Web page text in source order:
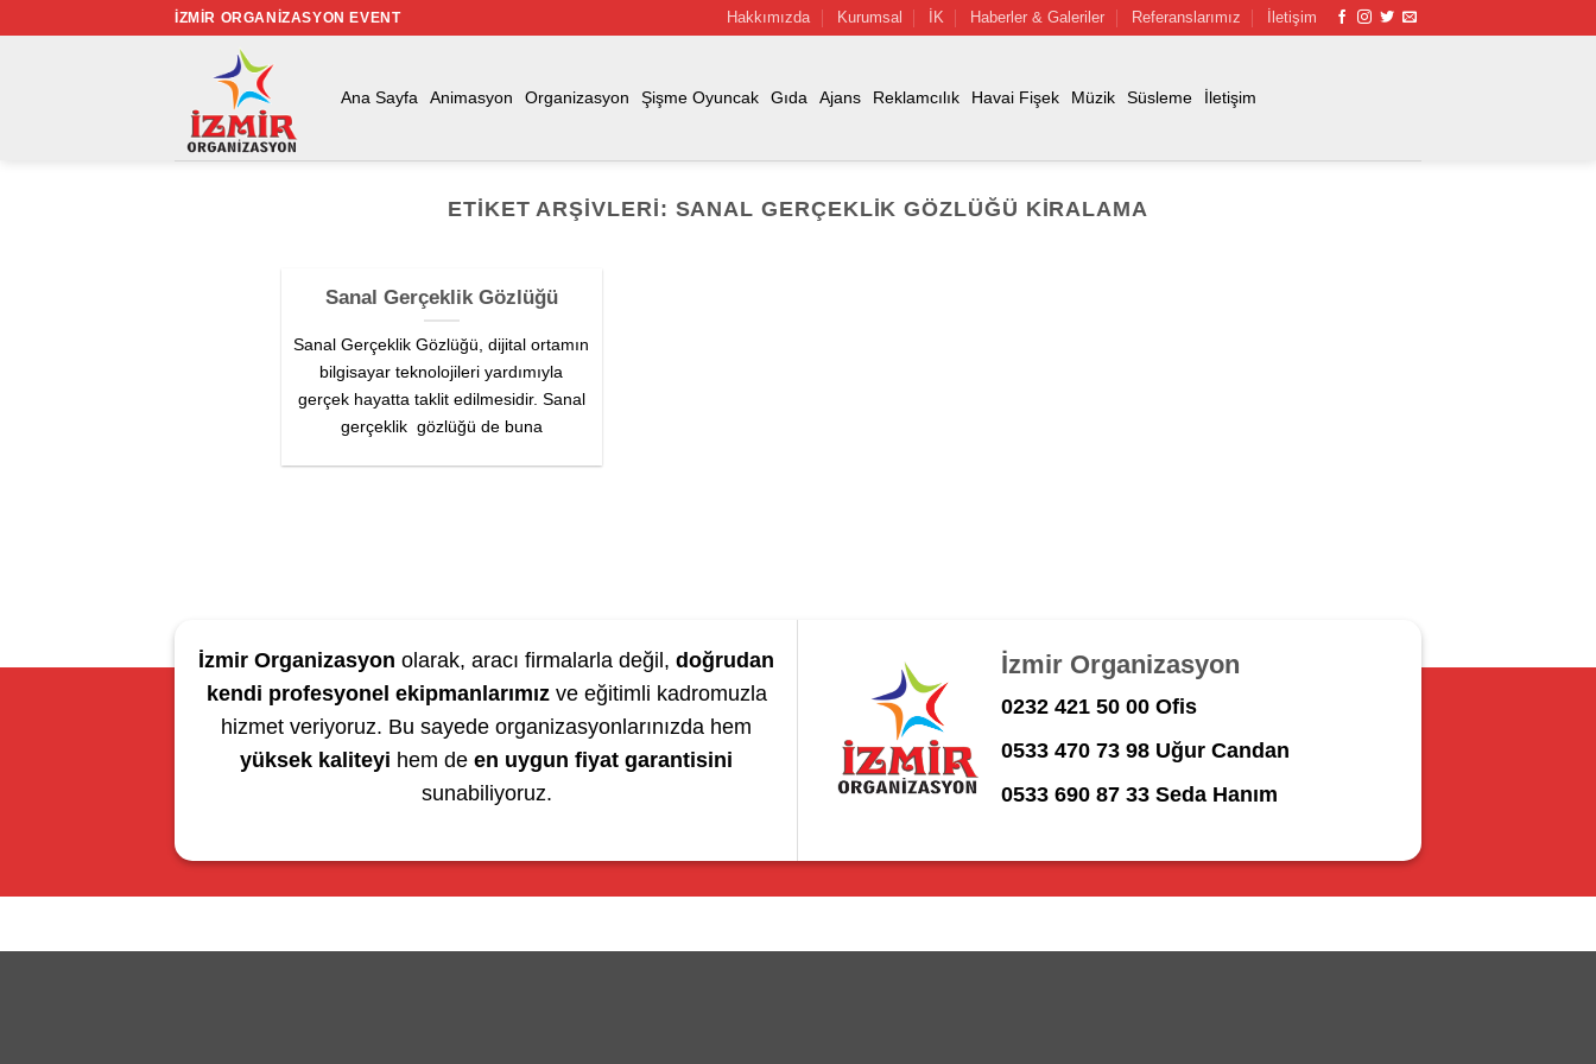
İZMIR ORGANIZASYON EVENT Hakkımızda Kurumsal İK Haberler & Galeriler Referanslarımız İletişim
Ana Sayfa Animasyon Organizasyon Şişme Oyuncak Gıda Ajans Reklamcılık Havai Fişek Müzik Süsleme İletişim
ETIKET ARŞIVLERI: SANAL GERÇEKLIK GÖZLÜĞÜ KIRALAMA
Sanal Gerçeklik Gözlüğü
Sanal Gerçeklik Gözlüğü, dijital ortamın
bilgisayar teknolojileri yardımıyla
gerçek hayatta taklit edilmesidir. Sanal
gerçeklik gözlüğü de buna
İzmir Organizasyon olarak, aracı firmalarla değil, doğrudan
kendi profesyonel ekipmanlarımızve eğitimli kadromuzla
hizmet veriyoruz. Bu sayede organizasyonlarınızda hem
yüksek kaliteyi hem de en uygun fiyat garantisini
sunabiliyoruz.
İzmir Organizasyon
0232 421 50 00 Ofis
0533 470 73 98 Uğur Candan
0533 690 87 33 Seda Hanım